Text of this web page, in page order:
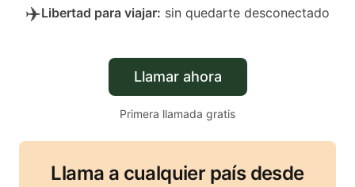
✈️Libertad para viajar: sin quedarte desconectado
Llamar ahora
Primera llamada gratis
Llama a cualquier país desde